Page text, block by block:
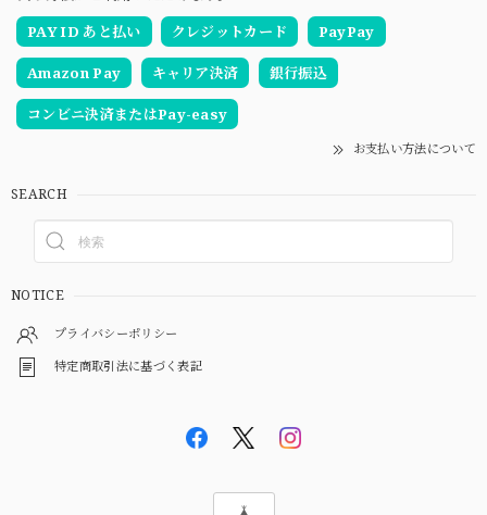
PAY ID あと払い
クレジットカード PayPay
Amazon Pay キャリア決済 銀行振込
コンビニ決済またはPay-easy
お支払い方法について
SEARCH
NOTICE
プライバシーポリシー
特定商取引法に基づく表記